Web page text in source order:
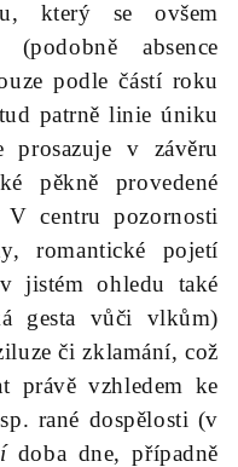
který se ovšem
absence
podle částí roku
patrně linie úniku
v závěru
pěkně provedené
V centru pozornosti
romantické pojetí
jistém ohledu také
gesta vůči vlkům)
či zklamání, což
právě vzhledem ke
rané dospělosti (v
doba dne, případně